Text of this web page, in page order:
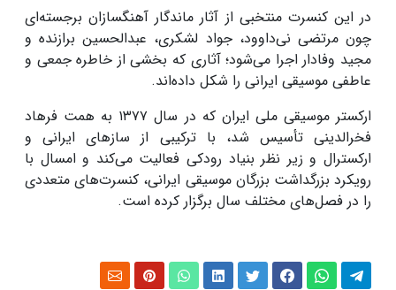
در این کنسرت منتخبی از آثار ماندگار آهنگسازان برجسته‌ای
چون مرتضی نی‌داوود، جواد لشکری، عبدالحسین برازنده و
مجید وفادار اجرا می‌شود؛ آثاری که بخشی از خاطره جمعی و
عاطفی موسیقی ایرانی را شکل داده‌اند.
ارکستر موسیقی ملی ایران که در سال ۱۳۷۷ به همت فرهاد
فخرالدینی تأسیس شد، با ترکیبی از سازهای ایرانی و
ارکسترال و زیر نظر بنیاد رودکی فعالیت می‌کند و امسال با
رویکرد بزرگداشت بزرگان موسیقی ایرانی، کنسرت‌های متعددی
را در فصل‌های مختلف سال برگزار کرده است.